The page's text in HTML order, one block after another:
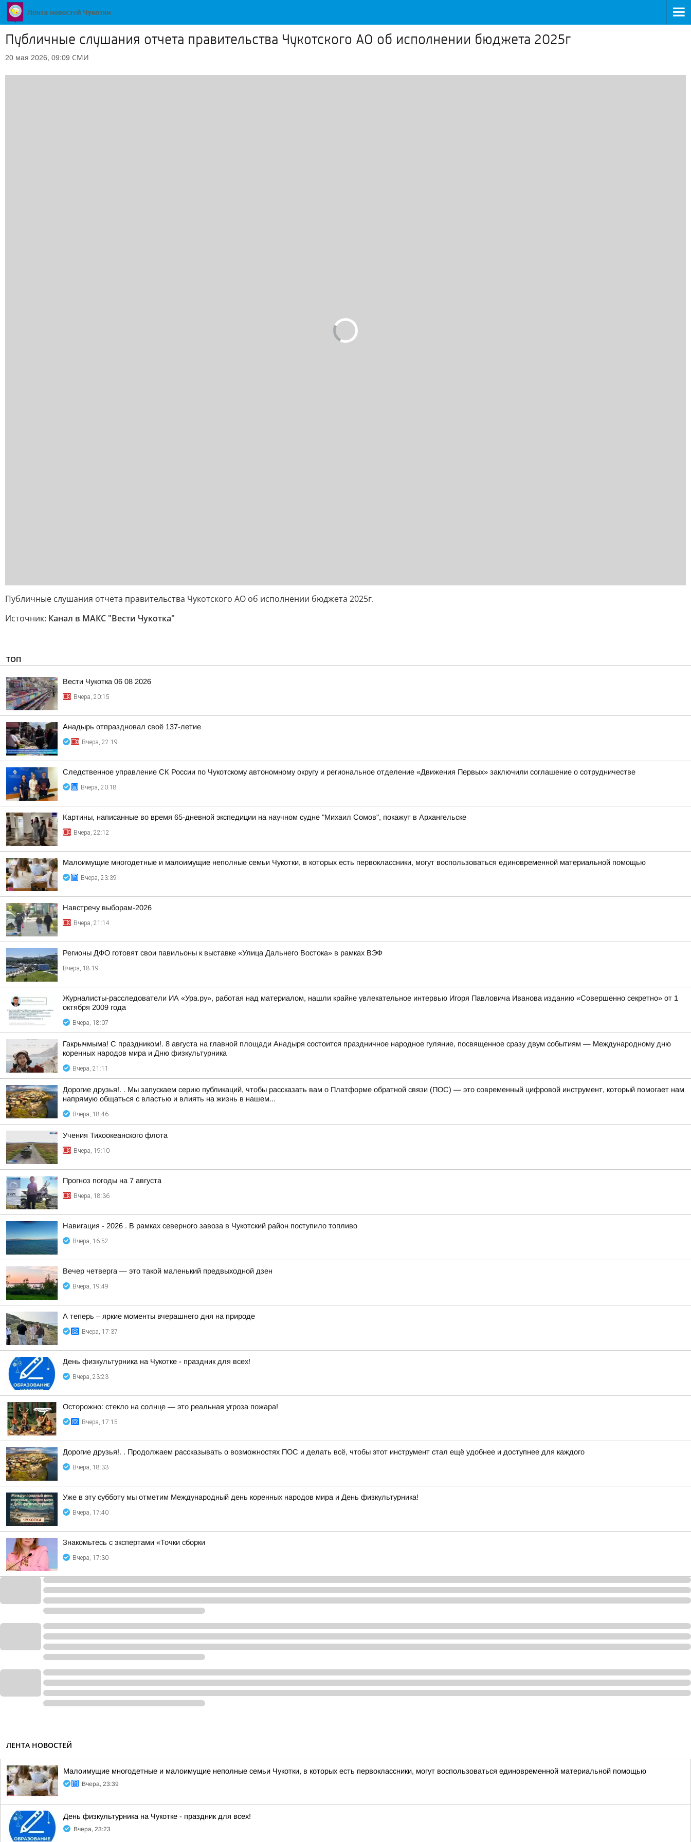
Публичные слушания отчета правительства Чукотского АО об исполнении бюджета 2025г
20 мая 2026, 09:09 СМИ
Публичные слушания отчета правительства Чукотского АО об исполнении бюджета 2025г.
Источник: Канал в МАКС "Вести Чукотка"
ТОП
Вести Чукотка 06 08 2026
Вчера, 20:15
Анадырь отпраздновал своё 137-летие
Вчера, 22:19
Следственное управление СК России по Чукотскому автономному округу и региональное отделение «Движения Первых» заключили соглашение о сотрудничестве
Вчера, 20:18
Картины, написанные во время 65-дневной экспедиции на научном судне "Михаил Сомов", покажут в Архангельске
Вчера, 22:12
Малоимущие многодетные и малоимущие неполные семьи Чукотки, в которых есть первоклассники, могут воспользоваться единовременной материальной помощью
Вчера, 23:39
Навстречу выборам-2026
Вчера, 21:14
Регионы ДФО готовят свои павильоны к выставке «Улица Дальнего Востока» в рамках ВЭФ
Вчера, 18:19
Журналисты-расследователи ИА «Ура.ру», работая над материалом, нашли крайне увлекательное интервью Игоря Павловича Иванова изданию «Совершенно секретно» от 1
октября 2009 года
Вчера, 18:07
Гакрычмыма! С праздником!. 8 августа на главной площади Анадыря состоится праздничное народное гуляние, посвященное сразу двум событиям — Международному дню
коренных народов мира и Дню физкультурника
Вчера, 21:11
Дорогие друзья!. . Мы запускаем серию публикаций, чтобы рассказать вам о Платформе обратной связи (ПОС) — это современный цифровой инструмент, который помогает нам
напрямую общаться с властью и влиять на жизнь в нашем...
Вчера, 18:46
Учения Тихоокеанского флота
Вчера, 19:10
Прогноз погоды на 7 августа
Вчера, 18:36
Навигация - 2026 . В рамках северного завоза в Чукотский район поступило топливо
Вчера, 16:52
Вечер четверга — это такой маленький предвыходной дзен
Вчера, 19:49
А теперь – яркие моменты вчерашнего дня на природе
Вчера, 17:37
День физкультурника на Чукотке - праздник для всех!
Вчера, 23:23
Осторожно: стекло на солнце — это реальная угроза пожара!
Вчера, 17:15
Дорогие друзья!. . Продолжаем рассказывать о возможностях ПОС и делать всё, чтобы этот инструмент стал ещё удобнее и доступнее для каждого
Вчера, 18:33
Уже в эту субботу мы отметим Международный день коренных народов мира и День физкультурника!
Вчера, 17:40
Знакомьтесь с экспертами «Точки сборки
Вчера, 17:30
ЛЕНТА НОВОСТЕЙ
Малоимущие многодетные и малоимущие неполные семьи Чукотки, в которых есть первоклассники, могут воспользоваться единовременной материальной помощью
Вчера, 23:39
День физкультурника на Чукотке - праздник для всех!
Вчера, 23:23